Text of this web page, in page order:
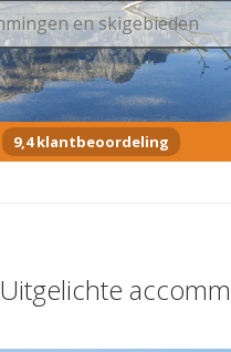
9,4 klantbeoordeling
Uitgelichte